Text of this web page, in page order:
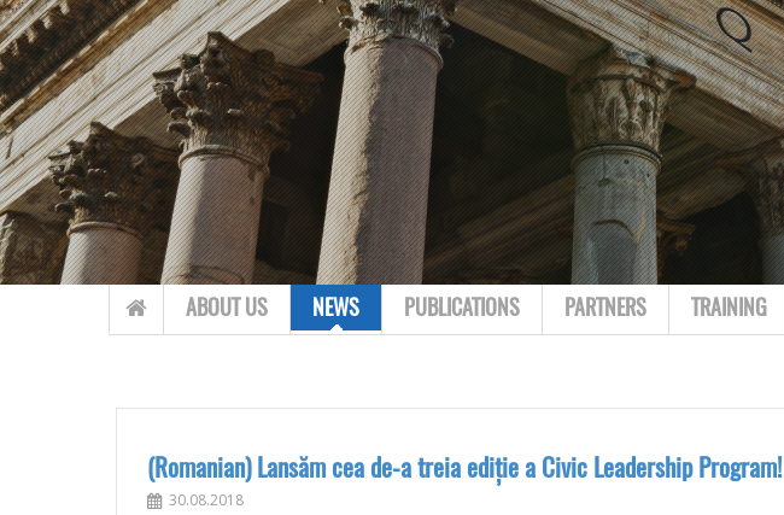
Skip to content
ABOUT US NEWS PUBLICATIONS PARTNERS TRAINING
(Romanian) Lansăm cea de-a treia ediție a Civic Leadership Program!
30.08.2018